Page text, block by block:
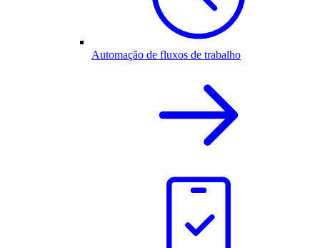
Automação de fluxos de trabalho